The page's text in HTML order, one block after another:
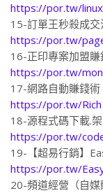
https://por.tw/linux
15-訂單王秒殺成交
https://por.tw/
16-正印專案加盟賺
https://por.tw/
17-網路自動賺錢術
https://por.tw/Rich
18-源程式碼下載.
https://por.tw/
19-【超易行銷】
https://por.tw/
20-頻道經營（自